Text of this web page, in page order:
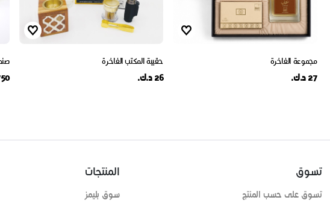
مجموعة الفاخرة
27 د.ك.
حقيبة المكتب الفاخرة
26 د.ك.
تسوق
تسوق على حسب المنتج
المنتجات
سوق بليمز